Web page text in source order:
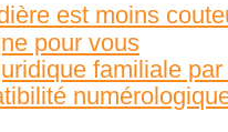
est moins
pour vous
familiale